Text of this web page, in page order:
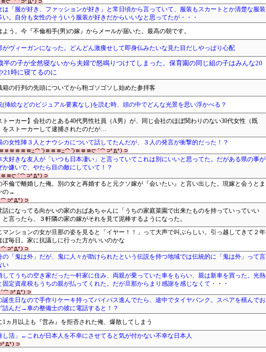
は「服が好き、ファッションが好き」と常日頃から言っていて、服装もスカートとか清楚な服装
い。自分も女性のそういう服装が好きだからいいなと思ってたが・・・
よう。今『不倫相手(男)の嫁』からメールが届いた。最高の朝です。
がヴィーガンになった。どんどん激痩せして即身仏みたいな見た目だしやっぱり心配
半の子が全然寝ないから夫婦で怒鳴りつけてしまった。保育園の同じ組の子はみんな20
21時に寝てるのに
箱の行列の先頭についてから鞄ゴソゴソし始めた参拝客
(挿絵などのビジュアル要素なし)を読む時、頭の中でどんな光景を思い浮かべる？
トーカー】会社のとある40代男性社員（A男）が、同じ会社のほぼ関わりのない30代女性（既
をストーカーして逮捕されたのだが…
の女性陣３人とナウシカについて話してたんだが、３人の発言が衝撃的だった！？
大好きな友人が「いつも日本凄い」と言っていてこれは別にいいと思ってた。だがある県の事が
か嫌いで、やたら目の敵にしていて！？
不倫で離婚した俺。別の女と再婚すると元クソ嫁が『会いたい』と言い出した。現嫁と会うとま
の→
話になってる向かいの家のおばあちゃんに「うちの家庭菜園で出来たものを持っていっていい
と言ったら、３軒隣の家の嫁がそれを見て泥棒するようになった。
マンションの女が旦那の姿を見ると「イヤー！！」って大声で叫ぶらしい。引っ越してきて２年
ぼ毎日。家に抗議しに行った方がいいのかな
の「鬼は外」だが、鬼に人々が助けられたという伝説を持つ地域では伝統的に「鬼は外」って言
い
してうちの空き家だった一軒家に住み、両親が乗っていた車をもらい、親は新車を買った。光熱
固定資産税もうちの親が払ってくれた。だが旦那からまり感謝を感じなくて・・・
誕生日なので手作りケーキ持ってバイパス進んでたら、途中でタイヤパンク。スペアを積んでお
詰んだ→車の整備士の彼に電話すると！？
1ヵ月以上も『営み』を拒否された俺、爆散してしまう
し活」←これが日本人を不幸にさせてると気が付かない不幸な日本人